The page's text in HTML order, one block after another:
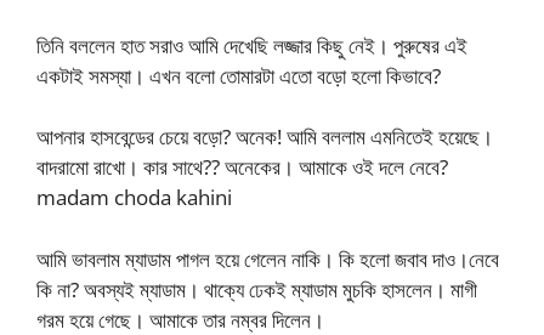
তিনি বললেন হাত সরাও আমি দেখেছি লজ্জার কিছু নেই। পুরুষের এই
একটাই সমস্যা। এখন বলো তোমারটা এতো বড়ো হলো কিভাবে?
আপনার হাসবেন্ডের চেয়ে বড়ো? অনেক! আমি বললাম এমনিতেই হয়েছে।
বাদরামো রাখো। কার সাথে?? অনেকের। আমাকে ওই দলে নেবে?
madam choda kahini
আমি ভাবলাম ম্যাডাম পাগল হয়ে গেলেন নাকি। কি হলো জবাব দাও।নেবে
কি না? অবস্যই ম্যাডাম। থাক্যে ঢেকই ম্যাডাম মুচকি হাসলেন। মাগী
গরম হয়ে গেছে। আমাকে তার নম্বর দিলেন।